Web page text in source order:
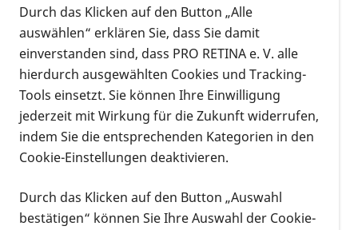
Vorlesen
Informationen zum Termin
04.10.2023, 18:00 Uhr–19:30 Uhr
Durch das Klicken auf den Button „Alle
auswählen“ erklären Sie, dass Sie damit
einverstanden sind, dass PRO RETINA e. V. alle
hierdurch ausgewählten Cookies und Tracking-
Tools einsetzt. Sie können Ihre Einwilligung
jederzeit mit Wirkung für die Zukunft widerrufen,
indem Sie die entsprechenden Kategorien in den
Cookie-Einstellungen deaktivieren.
Durch das Klicken auf den Button „Auswahl
bestätigen“ können Sie Ihre Auswahl der Cookie-